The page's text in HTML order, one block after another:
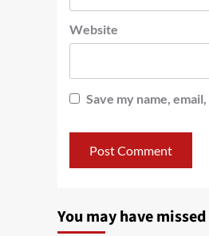
Website
Save my name,
You may have missed